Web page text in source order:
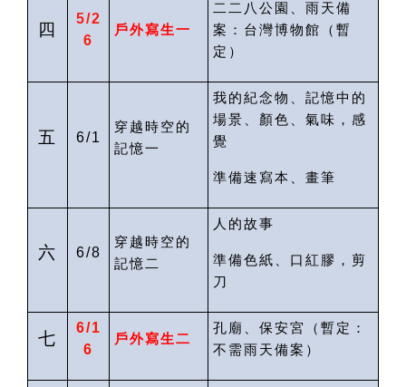
四
5/2
6
戶外寫生一
二二八公園、雨天備
案：台灣博物館
（暫
定）
五 6/1
穿越時空的
記憶一
我的紀念物、記憶中的
場景、顏色、氣味，感
覺
準備速寫本、畫筆
六 6/8
穿越時空的
記憶二
人的故事
準備色紙、口紅膠，剪
刀
七
6/1
6
戶外寫生二
孔廟、保安宮（暫定：
不需雨天備案 ）